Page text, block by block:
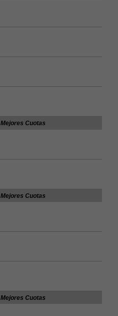
Mejores Cuotas
Mejores Cuotas
Mejores Cuotas